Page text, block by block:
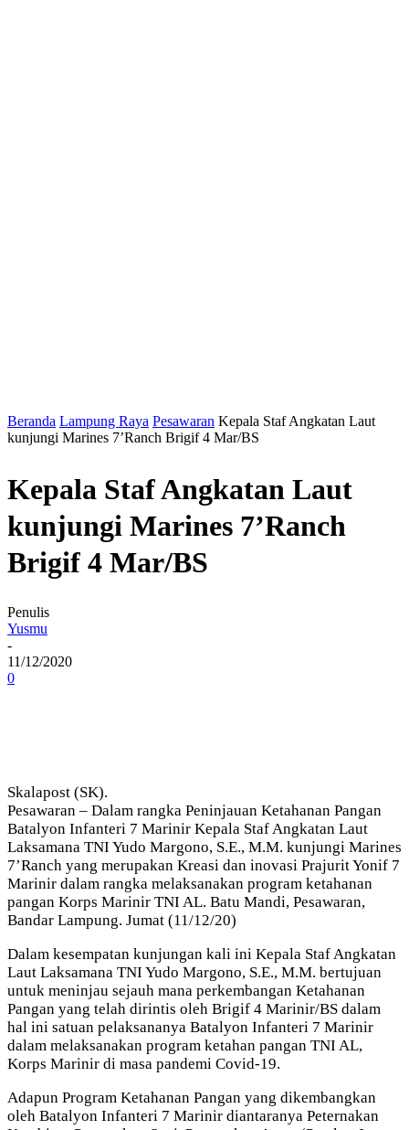
Beranda Lampung Raya Pesawaran Kepala Staf Angkatan Laut
kunjungi Marines 7’Ranch Brigif 4 Mar/BS
Kepala Staf Angkatan Laut
kunjungi Marines 7’Ranch
Brigif 4 Mar/BS
Penulis
Yusmu
-
11/12/2020
0
Skalapost (SK).
Pesawaran – Dalam rangka Peninjauan Ketahanan Pangan
Batalyon Infanteri 7 Marinir Kepala Staf Angkatan Laut
Laksamana TNI Yudo Margono, S.E., M.M. kunjungi Marines
7’Ranch yang merupakan Kreasi dan inovasi Prajurit Yonif 7
Marinir dalam rangka melaksanakan program ketahanan
pangan Korps Marinir TNI AL. Batu Mandi, Pesawaran,
Bandar Lampung. Jumat (11/12/20)
Dalam kesempatan kunjungan kali ini Kepala Staf Angkatan
Laut Laksamana TNI Yudo Margono, S.E., M.M. bertujuan
untuk meninjau sejauh mana perkembangan Ketahanan
Pangan yang telah dirintis oleh Brigif 4 Marinir/BS dalam
hal ini satuan pelaksananya Batalyon Infanteri 7 Marinir
dalam melaksanakan program ketahan pangan TNI AL,
Korps Marinir di masa pandemi Covid-19.
Adapun Program Ketahanan Pangan yang dikembangkan
oleh Batalyon Infanteri 7 Marinir diantaranya Peternakan